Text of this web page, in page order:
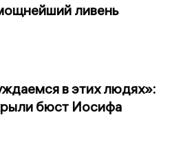
ливень
в этих людях»:
бюст Иосифа